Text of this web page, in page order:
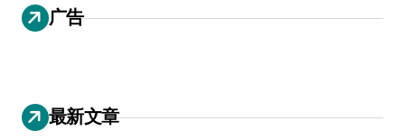
广告
最新文章